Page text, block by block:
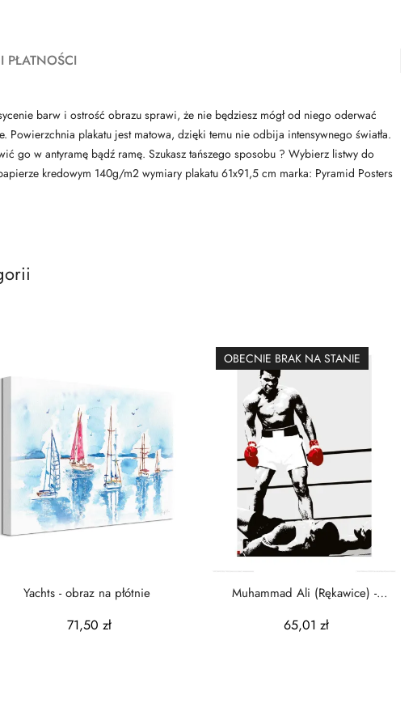
PŁATNOŚCI
barw i ostrość obrazu sprawi, że nie będziesz mógł od niego oderwać
plakatu jest matowa, dzięki temu nie odbija intensywnego światła.
go w antyramę bądź ramę. Szukasz tańszego sposobu ? Wybierz listwy do
kredowym 140g/m2 wymiary plakatu 61x91,5 cm marka: Pyramid Posters
Yachts - obraz na płótnie
71,50 zł
OBECNIE BRAK NA STANIE
Muhammad Ali (Rękawice) -
65,01 zł